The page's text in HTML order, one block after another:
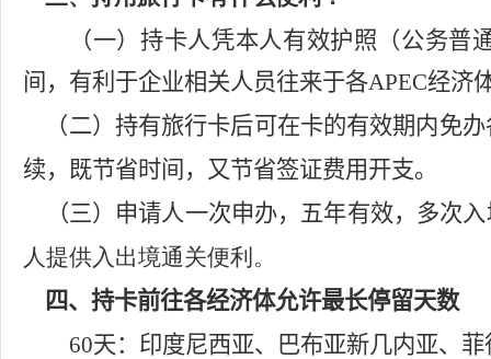
（一）持卡人凭本人有效护照（公务普
间，有利于企业相关人员往来于各APEC经济
（二） 持有旅行卡后可在卡的有效期内免办
续，既节省时间，又节省签证费用开支。
（三） 申请人一次申办，五年有效，多次
人提供入出境通关便利。
四、持卡前往各经济体允许最长停留天数
60天：印度尼西亚、巴布亚新几内亚、